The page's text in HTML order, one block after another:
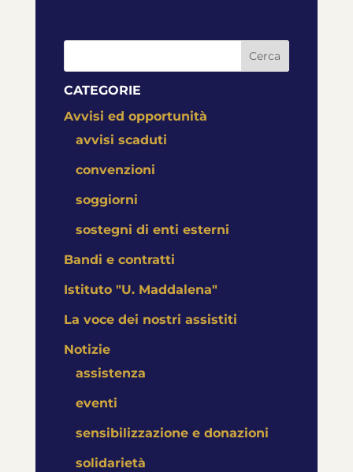
Cerca
CATEGORIE
Avvisi ed opportunità
avvisi scaduti
convenzioni
soggiorni
sostegni di enti esterni
Bandi e contratti
Istituto "U. Maddalena"
La voce dei nostri assistiti
Notizie
assistenza
eventi
sensibilizzazione e donazioni
solidarietà